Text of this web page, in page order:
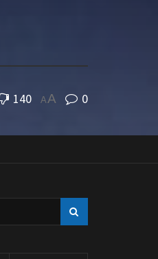
140 A A 0